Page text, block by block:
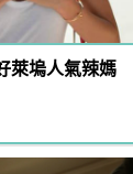
萊塢人氣辣媽